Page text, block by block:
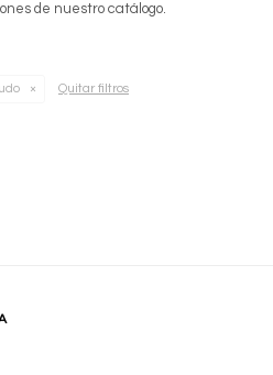
de nuestro catálogo.
Quitar filtros